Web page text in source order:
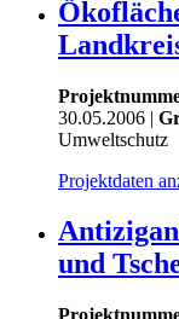
30.05.2006 |
Umweltschutz
Projektdaten
und